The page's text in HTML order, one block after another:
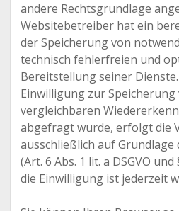
andere Rechtsgrundlage
Websitebetreiber hat ein
der Speicherung von
technisch fehlerfreien und
Bereitstellung seiner
Einwilligung zur Speicherung
vergleichbaren
abgefragt wurde, erfolgt die
ausschließlich auf
(Art. 6 Abs. 1 lit. a DSGVO und
die Einwilligung ist jederzeit